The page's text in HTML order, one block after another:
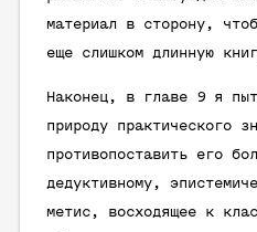
материал в сторону,
еще слишком длинную
Наконец, в главе 9 я
природу практического
противопоставить его
дедуктивному,
метис , восходящее к